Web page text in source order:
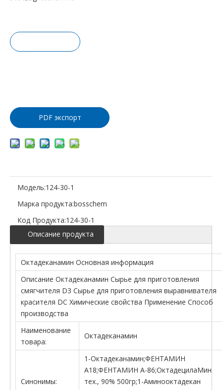
PDF экспорт
Модель:124-30-1
Марка продукта:bosschem
Код Продукта:124-30-1
Описание продукта
Октадеканамин Основная информация
Описание Октадеканамин Сырье для приготовления
смягчителя D3 Сырье для приготовления выравнивателя
красителя DC Химические свойства Применение Способ
производства
Наименование
товара:
Октадеканамин
Синонимы:
1-Октадеканамин;ФЕНТАМИН
А18;ФЕНТАМИН А-86;ОктадецилаМин
тех., 90% 500гр;1-Аминооктадекан